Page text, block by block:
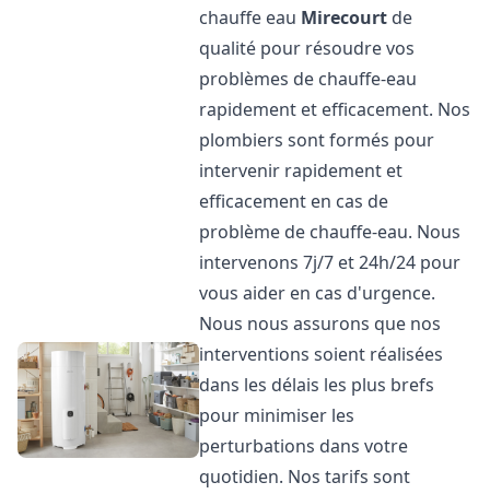
chauffe eau Mirecourt de
qualité pour résoudre vos
problèmes de chauffe-eau
rapidement et efficacement. Nos
plombiers sont formés pour
intervenir rapidement et
efficacement en cas de
problème de chauffe-eau. Nous
intervenons 7j/7 et 24h/24 pour
vous aider en cas d'urgence.
Nous nous assurons que nos
interventions soient réalisées
dans les délais les plus brefs
pour minimiser les
perturbations dans votre
quotidien. Nos tarifs sont